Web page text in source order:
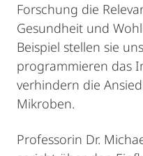
Forschung die
Gesundheit und
Beispiel stellen sie
programmieren das
verhindern die
Mikroben.
Professorin Dr.